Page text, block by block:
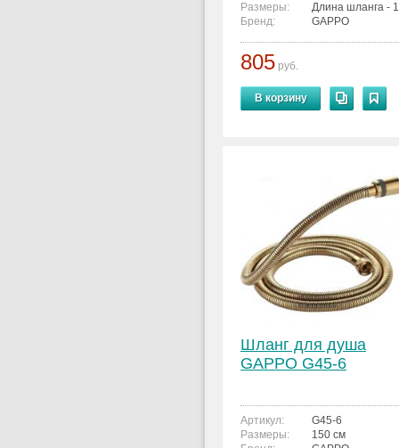
Размеры:
Длина шланга -
Бренд:
GAPPO
805 руб.
В корзину
Шланг для душа
GAPPO G45-6
Артикул:
G45-6
Размеры:
150 см